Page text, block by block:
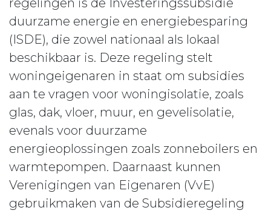
regelingen is de Investeringssubsidie
duurzame energie en energiebesparing
(ISDE), die zowel nationaal als lokaal
beschikbaar is. Deze regeling stelt
woningeigenaren in staat om subsidies
aan te vragen voor woningisolatie, zoals
glas, dak, vloer, muur, en gevelisolatie,
evenals voor duurzame
energieoplossingen zoals zonneboilers en
warmtepompen. Daarnaast kunnen
Verenigingen van Eigenaren (VvE)
gebruikmaken van de Subsidieregeling